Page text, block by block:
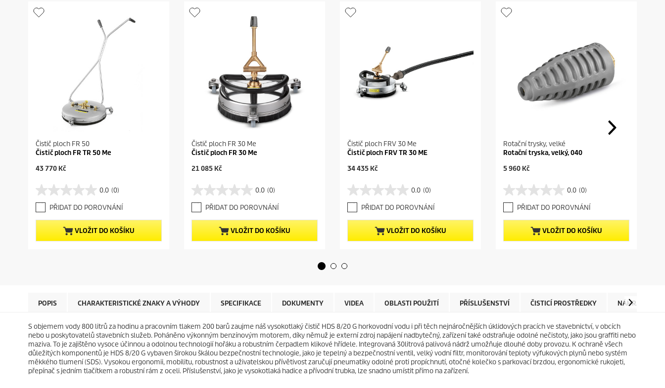
Čistič ploch FR 50
Čistič ploch FR TR 50 Me
C
e
n
t
p
r
e
43 770 Kč
0.0 (0)
0
.
0
z
5
h
e
PŘIDAT DO POROVNÁNÍ
VLOŽIT DO KOŠÍKU
Čistič ploch FR 30 Me
Čistič ploch FR 30 Me
C
e
n
t
p
r
r
e
21 085 Kč
0.0 (0)
0
.
0
z
5
h
e
PŘIDAT DO POROVNÁNÍ
VLOŽIT DO KOŠÍKU
Čistič ploch FRV 30 Me
Čistič ploch FRV TR 30 ME
C
e
n
t
p
r
u
r
e
34 435 Kč
0.0 (0)
0
.
0
z
5
h
e
PŘIDAT DO POROVNÁNÍ
VLOŽIT DO KOŠÍKU
Rotační trysky, velké
Rotační tryska, velký, 040
C
e
n
t
p
r
r
e
5 960 Kč
0.0 (0)
0
.
0
z
5
h
e
PŘIDAT DO POROVNÁNÍ
VLOŽIT DO KOŠÍKU
POPIS CHARAKTERISTICKÉ ZNAKY A VÝHODY SPECIFIKACE DOKUMENTY VIDEA OBLASTI POUŽITÍ PŘÍSLUŠENSTVÍ ČISTICÍ PROSTŘEDKY NÁHRADNÍ
S objemem vody 800 litrů za hodinu a pracovním tlakem 200 barů zaujme náš vysokotlaký čistič HDS 8/20 G horkovodní vodu i při těch nejnáročnějších úklidových pracích ve stavebnictví, v obcích
nebo u poskytovatelů stavebních služeb. Poháněno výkonným benzínovým motorem, díky němuž je externí zdroj napájení nadbytečný, zařízení také odstraňuje odolné nečistoty, jako jsou graffiti nebo
maziva. To je zajištěno vysoce účinnou a odolnou technologií hořáku a robustním čerpadlem klikové hřídele. Integrovaná 30litrová palivová nádrž umožňuje dlouhé doby provozu. K ochraně všech
důležitých komponentů je HDS 8/20 G vybaven širokou škálou bezpečnostní technologie, jako je tepelný a bezpečnostní ventil, velký vodní filtr, monitorování teploty výfukových plynů nebo systém
měkkého tlumení (SDS). Vysokou ergonomii, mobilitu, robustnost a uživatelskou přívětivost zaručují pneumatiky odolné proti propíchnutí, otočné kolečko s parkovací brzdou, ergonomické rukojeti,
přepínač s jedním tlačítkem a robustní rám z oceli. Příslušenství, jako je vysokotlaká hadice a přívodní trubka, lze snadno umístit přímo na zařízení.